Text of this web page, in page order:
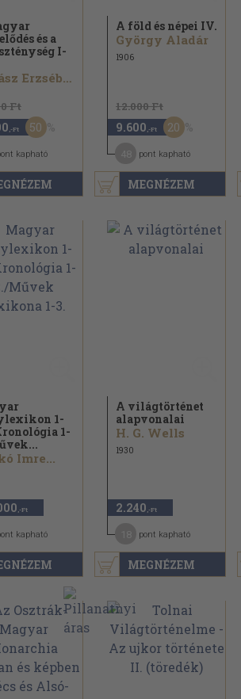
és a
I-
Juhász Erzsébet...
Ft
,-Ft 50
kapható
MEGNÉZEM
A föld és népei IV.
György Aladár
1906
12.000 Ft
9.600 ,-Ft 20
pont kapható
1-
1-
Imre...
,-Ft
kapható
MEGNÉZEM
A világtörténet
alapvonalai
H. G. Wells
1930
2.240 ,-Ft
pont kapható